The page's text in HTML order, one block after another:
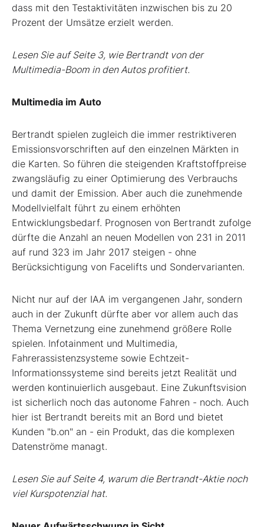
dass mit den Testaktivitäten inzwischen bis zu 20
Prozent der Umsätze erzielt werden.
Lesen Sie auf Seite 3, wie Bertrandt von der
Multimedia-Boom in den Autos profitiert.
Multimedia im Auto
Bertrandt spielen zugleich die immer restriktiveren
Emissionsvorschriften auf den einzelnen Märkten in
die Karten. So führen die steigenden Kraftstoffpreise
zwangsläufig zu einer Optimierung des Verbrauchs
und damit der Emission. Aber auch die zunehmende
Modellvielfalt führt zu einem erhöhten
Entwicklungsbedarf. Prognosen von Bertrandt zufolge
dürfte die Anzahl an neuen Modellen von 231 in 2011
auf rund 323 im Jahr 2017 steigen - ohne
Berücksichtigung von Facelifts und Sondervarianten.
Nicht nur auf der IAA im vergangenen Jahr, sondern
auch in der Zukunft dürfte aber vor allem auch das
Thema Vernetzung eine zunehmend größere Rolle
spielen. Infotainment und Multimedia,
Fahrerassistenzsysteme sowie Echtzeit-
Informationssysteme sind bereits jetzt Realität und
werden kontinuierlich ausgebaut. Eine Zukunftsvision
ist sicherlich noch das autonome Fahren - noch. Auch
hier ist Bertrandt bereits mit an Bord und bietet
Kunden "b.on" an - ein Produkt, das die komplexen
Datenströme managt.
Lesen Sie auf Seite 4, warum die Bertrandt-Aktie noch
viel Kurspotenzial hat.